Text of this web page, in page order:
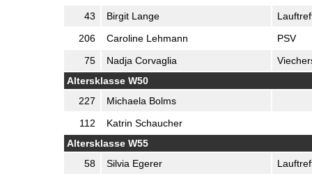
43
Birgit Lange
206
Caroline Lehmann
PSV
75
Nadja Corvaglia
Altersklasse W50
227
Michaela Bolms
112
Katrin Schaucher
Altersklasse W55
58
Silvia Egerer